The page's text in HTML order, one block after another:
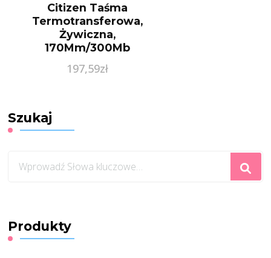
Citizen Taśma
Termotransferowa,
Żywiczna,
170Mm/300Mb
197,59zł
Szukaj
czegoś?
Produkty